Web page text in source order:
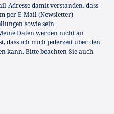
Adresse damit verstanden, dass
per E-Mail (Newsletter)
sowie sein
Daten werden nicht an
dass ich mich jederzeit über den
kann. Bitte beachten Sie auch